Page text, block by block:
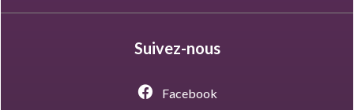
Suivez-nous
Facebook